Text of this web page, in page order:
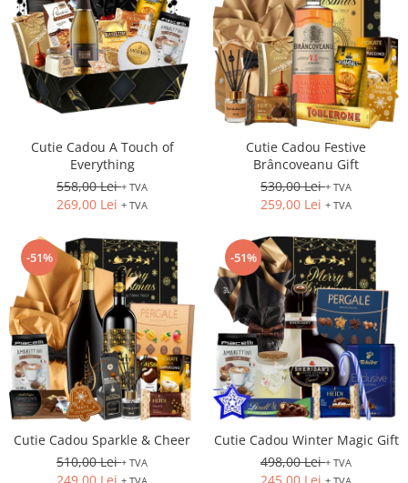
Cutie Cadou A Touch of
Everything
558,00 Lei+ TVA
269,00 Lei + TVA
Cutie Cadou Festive
Brâncoveanu Gift
530,00 Lei+ TVA
259,00 Lei + TVA
-51%
Cutie Cadou Sparkle & Cheer
510,00 Lei+ TVA
-51%
Cutie Cadou Winter Magic Gift
498,00 Lei+ TVA